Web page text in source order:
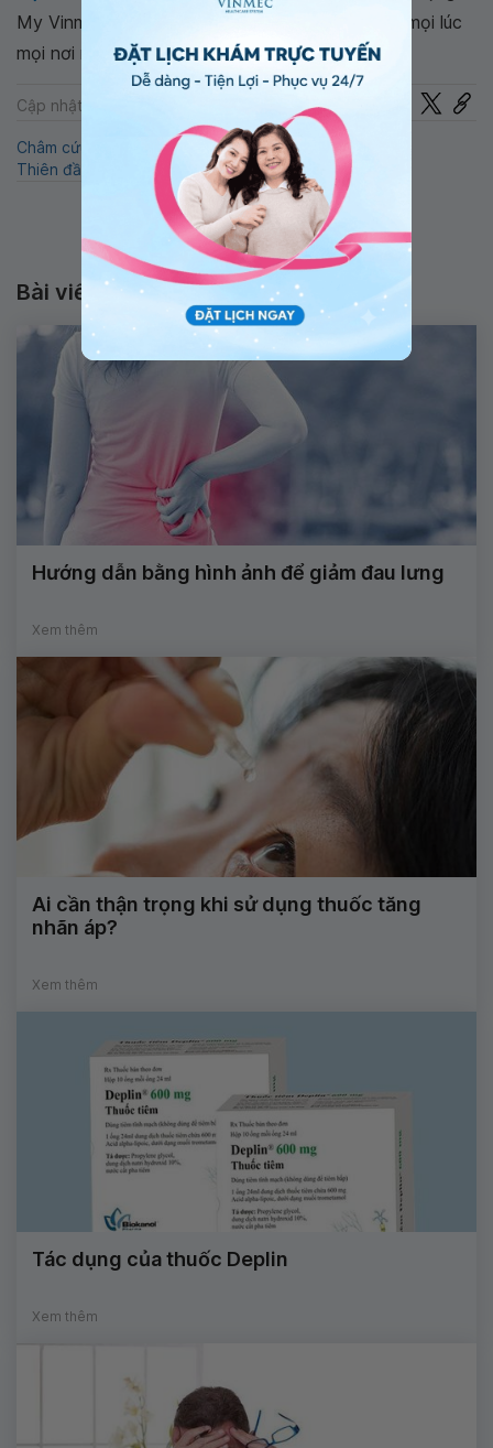
My Vinmec để quản lý, theo dõi lịch và đặt hẹn mọi lúc
mọi nơi ngay trên ứng dụng.
Cập nhật: 22-07-2024
Châm cứu Huyệt huyền lư
Đau nửa đầu
Thiên đầu thống
Y học cổ truyền Đau răng
Bài viết liên quan
Hướng dẫn bằng hình ảnh để giảm đau lưng
Xem thêm
Ai cần thận trọng khi sử dụng thuốc tăng
nhãn áp?
Xem thêm
Tác dụng của thuốc Deplin
Xem thêm